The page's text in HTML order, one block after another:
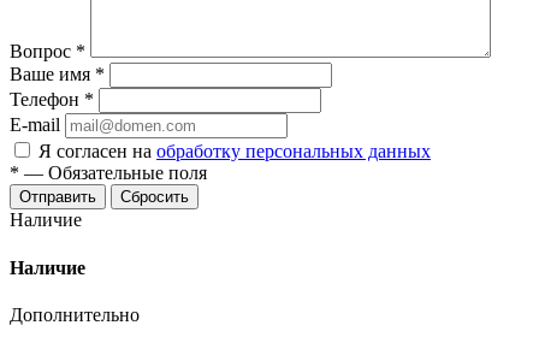
Вопрос *
Ваше имя *
Телефон *
E-mail
Я согласен на обработку персональных данных
* — Обязательные поля
Отправить Сбросить
Наличие
Наличие
Дополнительно